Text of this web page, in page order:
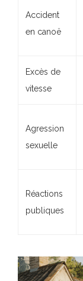
Accident
en canoë
Excès de
vitesse
Agression
sexuelle
Réactions
publiques